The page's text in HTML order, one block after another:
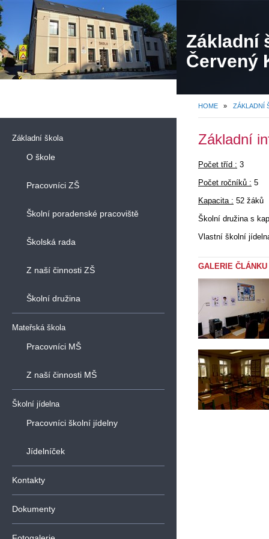
Základní
Červený
HOME » ZÁKLADNÍ
Základní škola
O škole
Pracovníci ZŠ
Školní poradenské pracoviště
Školská rada
Z naší činnosti ZŠ
Školní družina
Mateřská škola
Pracovníci MŠ
Z naší činnosti MŠ
Školní jídelna
Pracovníci školní jídelny
Jídelníček
Kontakty
Dokumenty
Základní
Počet tříd : 3
Počet ročníků : 5
Kapacita : 52 žáků
Školní družina s
Vlastní školní
GALERIE ČLÁNKU